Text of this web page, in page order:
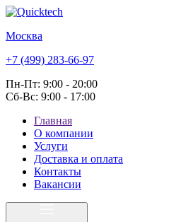
Москва
+7 (499) 283-66-97
Пн-Пт: 9:00 - 20:00
Сб-Вс: 9:00 - 17:00
Главная
О компании
Услуги
Доставка и оплата
Контакты
Вакансии